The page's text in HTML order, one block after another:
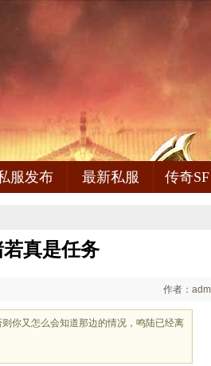
服发布 最新私服 传奇SF
真是任务
作者：
你又怎么会知道那边的情况，鸣陆已经离